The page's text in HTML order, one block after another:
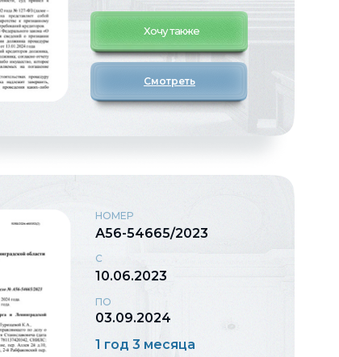
НОМЕР
А56-54665/2023
С
10.06.2023
03.09.2024
ПО
1 год 3 месяца
Хочу также
Смотреть